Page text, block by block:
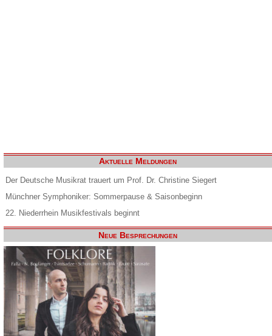
Aktuelle Meldungen
Der Deutsche Musikrat trauert um Prof. Dr. Christine Siegert
Münchner Symphoniker: Sommerpause & Saisonbeginn
22. Niederrhein Musikfestivals beginnt
Neue Besprechungen